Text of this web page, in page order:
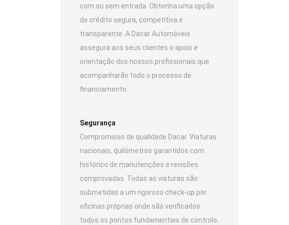
com ou sem entrada. Obtenha uma opção
de crédito segura, competitiva e
transparente. A Dacar Automóveis
assegura aos seus clientes o apoio e
orientação dos nossos profissionais que
acompanharão todo o processo de
financiamento.
Segurança
Compromisso de qualidade Dacar. Viaturas
nacionais, quilómetros garantidos com
histórico de manutenções e revisões
comprovadas. Todas as viaturas são
submetidas a um rigoroso check-up por
oficinas próprias onde são verificados
todos os pontos fundamentais de controlo.